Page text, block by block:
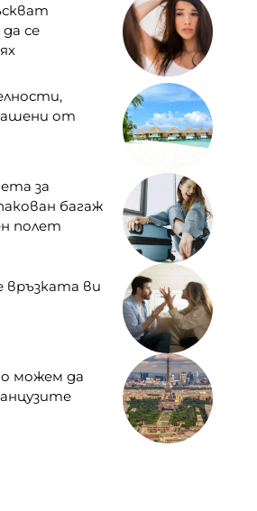
се
от
за
багаж
полет
връзката ви
можем да